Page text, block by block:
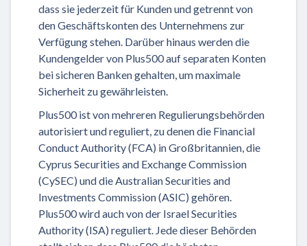
dass sie jederzeit für Kunden und getrennt von
den Geschäftskonten des Unternehmens zur
Verfügung stehen. Darüber hinaus werden die
Kundengelder von Plus500 auf separaten Konten
bei sicheren Banken gehalten, um maximale
Sicherheit zu gewährleisten.
Plus500 ist von mehreren Regulierungsbehörden
autorisiert und reguliert, zu denen die Financial
Conduct Authority (FCA) in Großbritannien, die
Cyprus Securities and Exchange Commission
(CySEC) und die Australian Securities and
Investments Commission (ASIC) gehören.
Plus500 wird auch von der Israel Securities
Authority (ISA) reguliert. Jede dieser Behörden